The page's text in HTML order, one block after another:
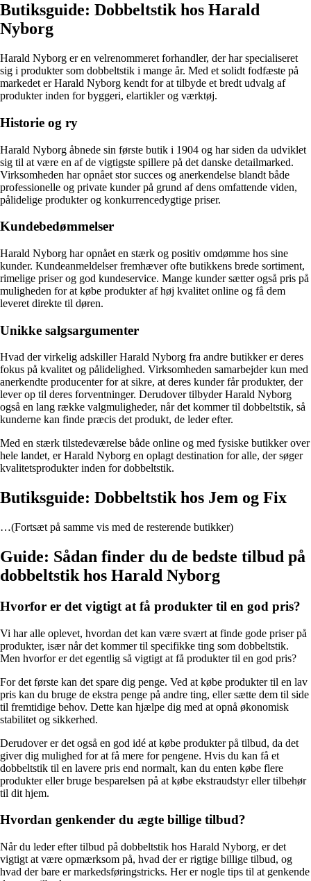
Butiksguide: Dobbeltstik hos Harald
Nyborg
Harald Nyborg er en velrenommeret forhandler, der har specialiseret
sig i produkter som dobbeltstik i mange år. Med et solidt fodfæste på
markedet er Harald Nyborg kendt for at tilbyde et bredt udvalg af
produkter inden for byggeri, elartikler og værktøj.
Historie og ry
Harald Nyborg åbnede sin første butik i 1904 og har siden da udviklet
sig til at være en af de vigtigste spillere på det danske detailmarked.
Virksomheden har opnået stor succes og anerkendelse blandt både
professionelle og private kunder på grund af dens omfattende viden,
pålidelige produkter og konkurrencedygtige priser.
Kundebedømmelser
Harald Nyborg har opnået en stærk og positiv omdømme hos sine
kunder. Kundeanmeldelser fremhæver ofte butikkens brede sortiment,
rimelige priser og god kundeservice. Mange kunder sætter også pris på
muligheden for at købe produkter af høj kvalitet online og få dem
leveret direkte til døren.
Unikke salgsargumenter
Hvad der virkelig adskiller Harald Nyborg fra andre butikker er deres
fokus på kvalitet og pålidelighed. Virksomheden samarbejder kun med
anerkendte producenter for at sikre, at deres kunder får produkter, der
lever op til deres forventninger. Derudover tilbyder Harald Nyborg
også en lang række valgmuligheder, når det kommer til dobbeltstik, så
kunderne kan finde præcis det produkt, de leder efter.
Med en stærk tilstedeværelse både online og med fysiske butikker over
hele landet, er Harald Nyborg en oplagt destination for alle, der søger
kvalitetsprodukter inden for dobbeltstik.
Butiksguide: Dobbeltstik hos Jem og Fix
…(Fortsæt på samme vis med de resterende butikker)
Guide: Sådan finder du de bedste tilbud på
dobbeltstik hos Harald Nyborg
Hvorfor er det vigtigt at få produkter til en god pris?
Vi har alle oplevet, hvordan det kan være svært at finde gode priser på
produkter, især når det kommer til specifikke ting som dobbeltstik.
Men hvorfor er det egentlig så vigtigt at få produkter til en god pris?
For det første kan det spare dig penge. Ved at købe produkter til en lav
pris kan du bruge de ekstra penge på andre ting, eller sætte dem til side
til fremtidige behov. Dette kan hjælpe dig med at opnå økonomisk
stabilitet og sikkerhed.
Derudover er det også en god idé at købe produkter på tilbud, da det
giver dig mulighed for at få mere for pengene. Hvis du kan få et
dobbeltstik til en lavere pris end normalt, kan du enten købe flere
produkter eller bruge besparelsen på at købe ekstraudstyr eller tilbehør
til dit hjem.
Hvordan genkender du ægte billige tilbud?
Når du leder efter tilbud på dobbeltstik hos Harald Nyborg, er det
vigtigt at være opmærksom på, hvad der er rigtige billige tilbud, og
hvad der bare er markedsføringstricks. Her er nogle tips til at genkende